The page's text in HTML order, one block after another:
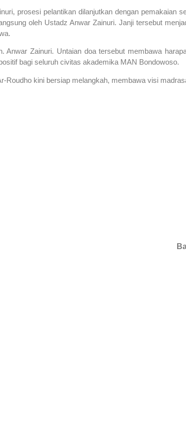
prosesi pelantikan dilanjutkan dengan pemakaian
oleh Ustadz Anwar Zainuri. Janji tersebut
Zainuri. Untaian doa tersebut membawa
bagi seluruh civitas akademika MAN Bondowoso.
Roudho kini bersiap melangkah, membawa visi